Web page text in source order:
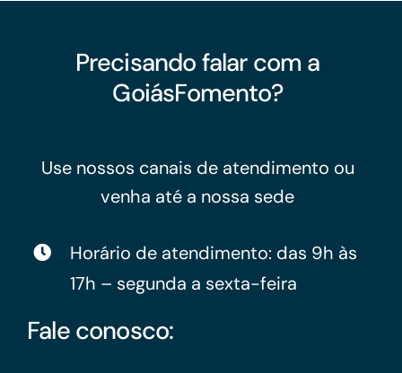
Precisando falar com a
GoiásFomento?
Use nossos canais de atendimento ou
venha até a nossa sede
Horário de atendimento: das 9h às
17h – segunda a sexta-feira
Fale conosco: